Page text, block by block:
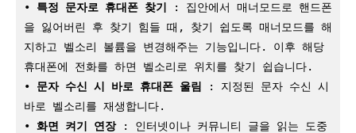
• 특정 문자로 휴대폰 찾기
: 집안에서 매너모드로 핸드폰
을 잃어버린 후 찾기 힘들 때, 찾기 쉽도록 매너모드를 해
지하고 벨소리 볼륨을 변경해주는 기능입니다. 이후 해당
휴대폰에 전화를 하면 벨소리로 위치를 찾기 쉽습니다.
• 문자 수신 시 바로 휴대폰 울림
: 지정된 문자 수신 시
바로 벨소리를 재생합니다.
• 화면 켜기 연장 : 인터넷이나 커뮤니티 글을 읽는 도중